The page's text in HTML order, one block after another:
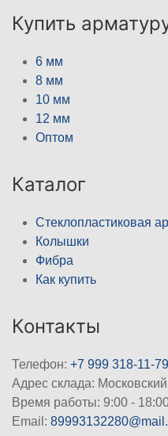
Купить
6 мм
8 мм
10 мм
12 мм
Оптом
Каталог
Стеклопластиковая
Колышки
Фибра
Как купить
Контакты
Телефон: +7 999 318-11-79
Адрес склада: Московский
Время работы: 9:00 -
Email: